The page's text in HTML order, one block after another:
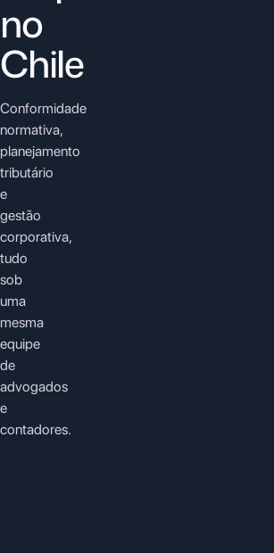
no
Chile
Conformidade
normativa,
planejamento
tributário
e
gestão
corporativa,
tudo
sob
uma
mesma
equipe
de
advogados
e
contadores.